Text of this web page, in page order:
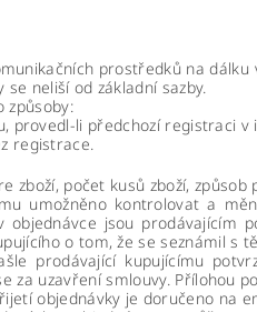
prostředků na
neliší od základní sazby.
způsoby:
provedl-li předchozí registraci v
registrace.
zboží, počet kusů zboží, způsob
umožněno kontrolovat a
objednávce jsou prodávajícím
o tom, že se seznámil s
prodávající kupujícímu
za uzavření smlouvy. Přílohou
objednávky je doručeno na